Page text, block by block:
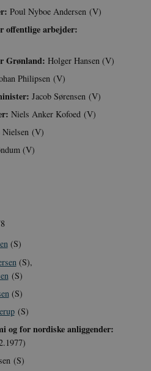
Poul Nyboe Andersen (V)
offentlige arbejder:
Grønland: Holger Hansen (V)
Philipsen (V)
Jacob Sørensen (V)
Niels Anker Kofoed (V)
Nielsen (V)
(V)
(S)
(S),
(S)
(S)
(S)
og for nordiske anliggender:
(S)